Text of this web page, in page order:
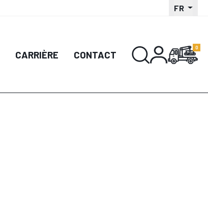
FR
CARRIÈRE CONTACT